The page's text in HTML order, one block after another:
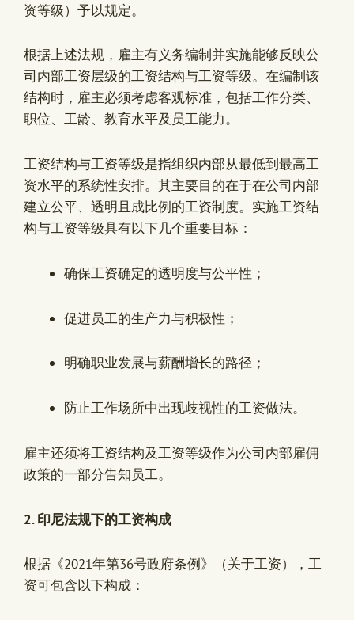
资等级）予以规定。
根据上述法规，雇主有义务编制并实施能够反映公
司内部工资层级的工资结构与工资等级。在编制该
结构时，雇主必须考虑客观标准，包括工作分类、
职位、工龄、教育水平及员工能力。
工资结构与工资等级是指组织内部从最低到最高工
资水平的系统性安排。其主要目的在于在公司内部
建立公平、透明且成比例的工资制度。实施工资结
构与工资等级具有以下几个重要目标：
确保工资确定的透明度与公平性；
促进员工的生产力与积极性；
明确职业发展与薪酬增长的路径；
防止工作场所中出现歧视性的工资做法。
雇主还须将工资结构及工资等级作为公司内部雇佣
政策的一部分告知员工。
2. 印尼法规下的工资构成
根据《2021年第36号政府条例》（关于工资），工
资可包含以下构成：